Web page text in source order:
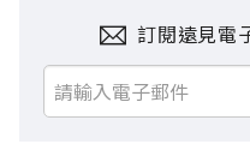
訂閱遠見電